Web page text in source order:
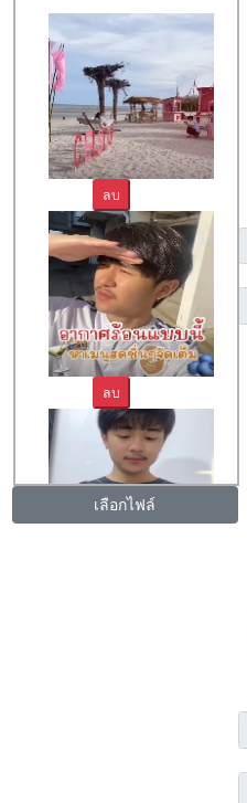
ลบ
ลบ
เลือกไฟล์